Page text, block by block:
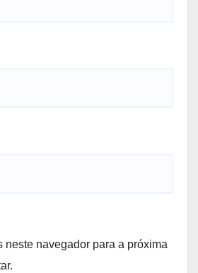
neste navegador para a próxima